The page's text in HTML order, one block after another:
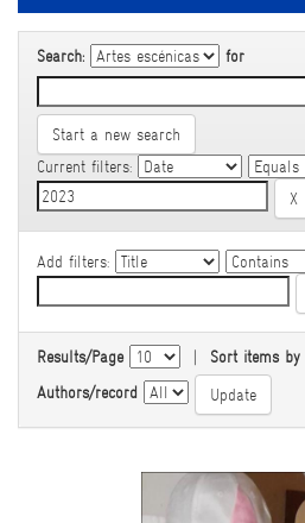
Search: for
Start a new search
Current filters:
Add filters:
Results/Page | Sort items by
Authors/record